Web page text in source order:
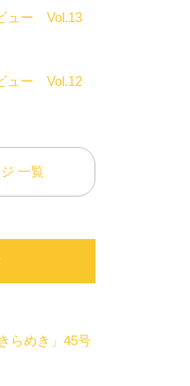
ュー Vol.13
ュー Vol.12
一覧
らめき」45号